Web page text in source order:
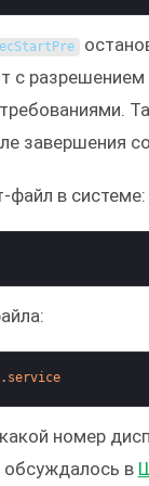
с
завершения
файл в системе:
номер
в